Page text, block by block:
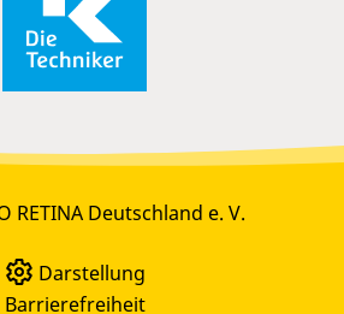
RETINA Deutschland e. V.
Darstellung
Barrierefreiheit